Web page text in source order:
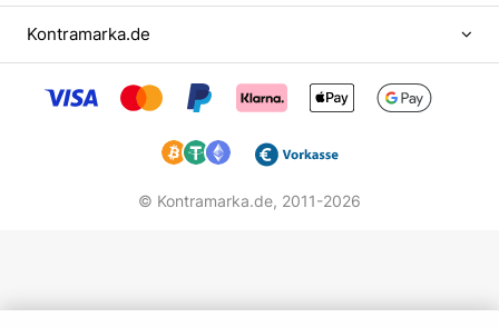
Парень не растерялся и тут же отправился в
ГИТИС. Здесь ему повезло больше: он поступил
на курс театрального режиссера, народного
артиста СССР Андрея Гончарова. Родители,
узнавшие, что их сын решил стать
профессиональным актером, ужаснулись, но
ничего не смогли сделать со своенравным
считался одним из лучших выпускников,
Kontramarka.de
© Kontramarka.de, 2011-2026